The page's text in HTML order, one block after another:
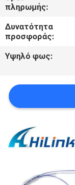
ΥΠΟΘΈΣΕΙΣ
ΖΗΤΉΣΤΕ
ΜΙΑ
SITEMAP
ΠΟΛΙΤΙΚΉ
ΑΠΟΡΡΉΤΟΥ
πληρωμής:
Δυνατότητα
προσφοράς:
Υψηλό φως: